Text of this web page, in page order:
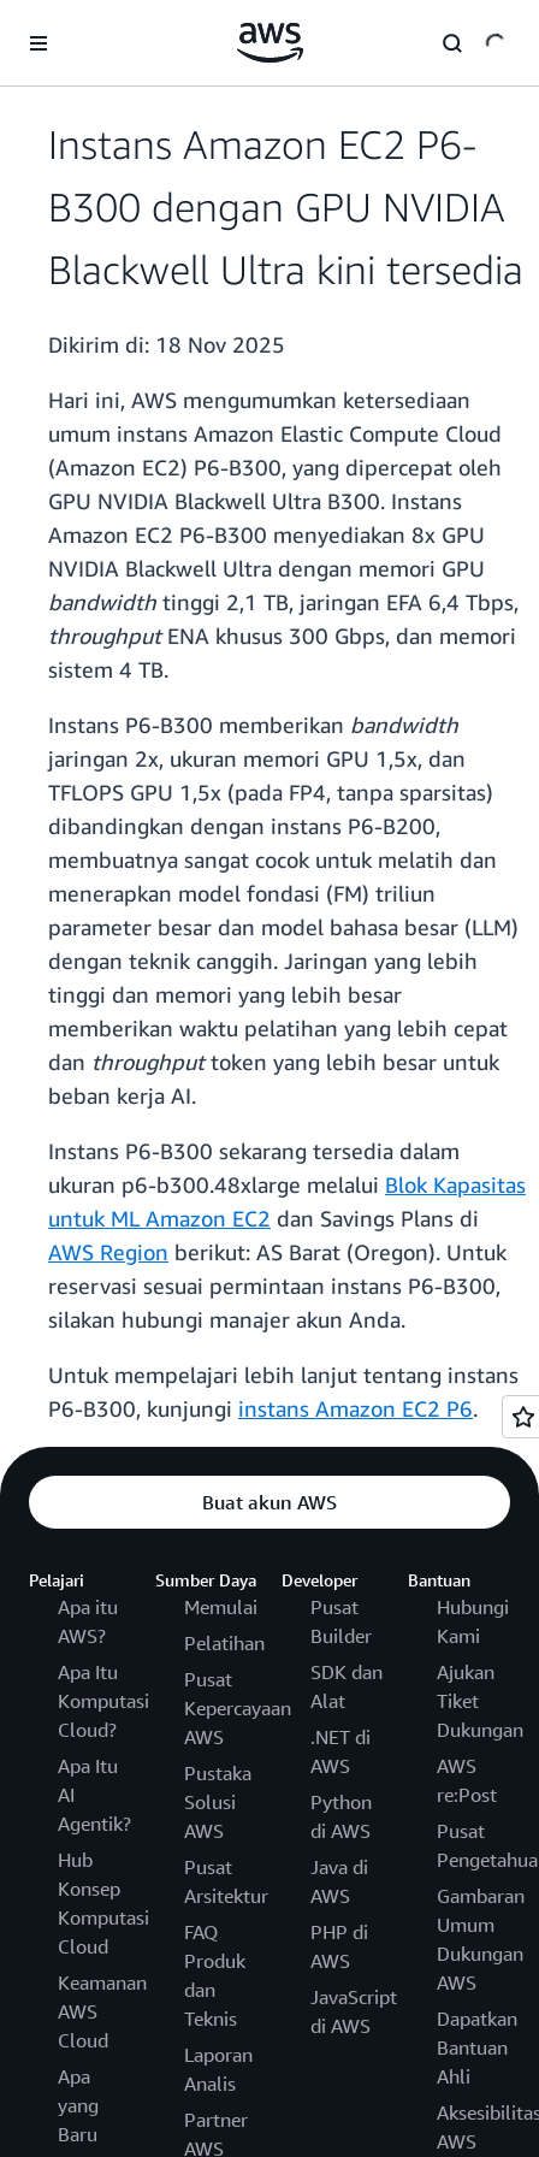
Instans Amazon EC2 P6-
B300 dengan GPU NVIDIA
Blackwell Ultra kini tersedia
Dikirim di: 18 Nov 2025
Hari ini, AWS mengumumkan ketersediaan
umum instans Amazon Elastic Compute Cloud
(Amazon EC2) P6-B300, yang dipercepat oleh
GPU NVIDIA Blackwell Ultra B300. Instans
Amazon EC2 P6-B300 menyediakan 8x GPU
NVIDIA Blackwell Ultra dengan memori GPU
bandwidth tinggi 2,1 TB, jaringan EFA 6,4 Tbps,
throughputENA khusus 300 Gbps, dan memori
sistem 4 TB.
Instans P6-B300 memberikan bandwidth
jaringan 2x, ukuran memori GPU 1,5x, dan
TFLOPS GPU 1,5x (pada FP4, tanpa sparsitas)
dibandingkan dengan instans P6-B200,
membuatnya sangat cocok untuk melatih dan
menerapkan model fondasi (FM) triliun
parameter besar dan model bahasa besar (LLM)
dengan teknik canggih. Jaringan yang lebih
tinggi dan memori yang lebih besar
memberikan waktu pelatihan yang lebih cepat
dan throughputtoken yang lebih besar untuk
beban kerja AI.
Instans P6-B300 sekarang tersedia dalam
ukuran p6-b300.48xlarge melalui Blok Kapasitas
untuk ML Amazon EC2 dan Savings Plans di
AWS Region berikut: AS Barat (Oregon). Untuk
reservasi sesuai permintaan instans P6-B300,
silakan hubungi manajer akun Anda.
Untuk mempelajari lebih lanjut tentang instans
P6-B300, kunjungi instans Amazon EC2 P6.
Buat akun AWS
Pelajari
Apa itu
AWS?
Apa Itu
Komputasi
Cloud?
Apa Itu
AI
Agentik?
Hub
Konsep
Komputasi
Cloud
Keamanan
AWS
Cloud
Apa
yang
Baru
Sumber Daya
Memulai
Pelatihan
Pusat
Kepercayaan
AWS
Pustaka
Solusi
AWS
Pusat
Arsitektur
FAQ
Produk
dan
Teknis
Laporan
Analis
Partner
AWS
Developer
Pusat
Builder
SDK dan
Alat
.NET di
AWS
Python
di AWS
Java di
AWS
PHP di
AWS
JavaScript
di AWS
Bantuan
Hubungi
Kami
Ajukan
Tiket
Dukungan
AWS
re:Post
Pusat
Gambaran
Umum
Dukungan
AWS
Dapatkan
Bantuan
Ahli
AWS